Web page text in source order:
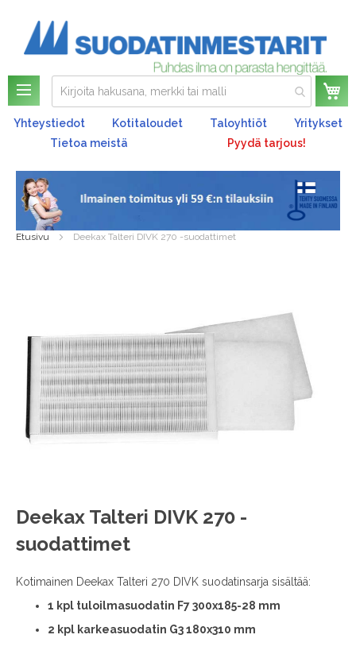
Yhteystiedot Kotitaloudet Taloyhtiöt
Yritykset
Tietoa meistä
Pyydä tarjous!
Etusivu Deekax Talteri DIVK 270 -suodattimet
Deekax Talteri DIVK 270 -
suodattimet
Kotimainen Deekax Talteri 270 DIVK suodatinsarja sisältää:
1 kpl tuloilmasuodatin F7 300x185-28 mm
2 kpl karkeasuodatin G3 180x310 mm
the
images
gallery
Skip
to
the
of
images